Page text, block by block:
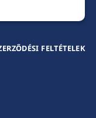
FELTÉTELEK